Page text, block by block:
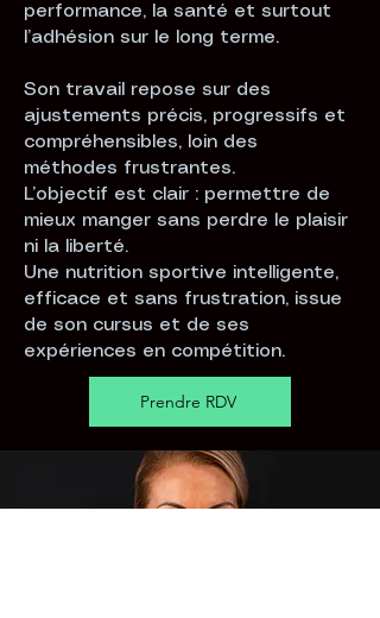
performance, la santé et surtout
l’adhésion sur le long terme.
Son travail repose sur des
ajustements précis, progressifs et
compréhensibles, loin des
méthodes frustrantes.
L’objectif est clair : permettre de
mieux manger sans perdre le plaisir
ni la liberté.
Une nutrition sportive intelligente,
efficace et sans frustration, issue
de son cursus et de ses
expériences en compétition.
Prendre RDV